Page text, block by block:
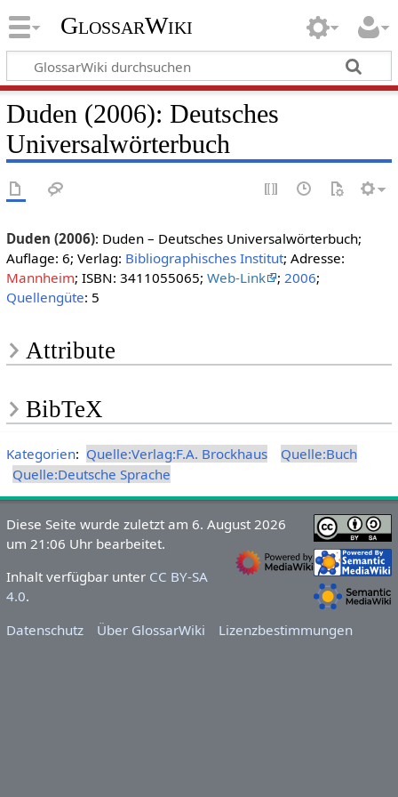
GlossarWiki
Duden (2006): Deutsches
Universalwörterbuch
Duden (2006): Duden – Deutsches Universalwörterbuch;
Auflage: 6; Verlag: Bibliographisches Institut; Adresse:
Mannheim; ISBN: 3411055065; Web-Link ; 2006;
Quellengüte: 5
Attribute
BibTeX
Kategorien: Quelle:Verlag:F.A. Brockhaus
Quelle:Buch
Quelle:Deutsche Sprache
Diese Seite wurde zuletzt am 6. August 2026
um 21:06 Uhr bearbeitet.
Inhalt verfügbar unter CC BY-SA
4.0.
Datenschutz
Über GlossarWiki Lizenzbestimmungen